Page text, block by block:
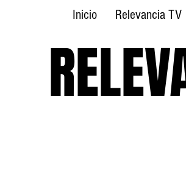
Inicio Relevancia TV